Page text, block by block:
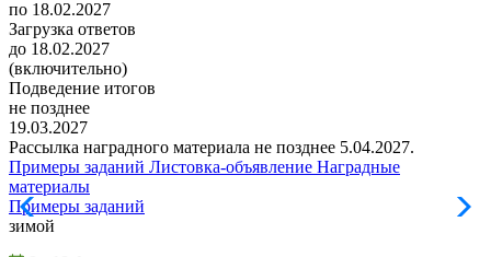
по 18.02.2027
Загрузка ответов
до 18.02.2027
(включительно)
Подведение итогов
не позднее
19.03.2027
Рассылка наградного материала не позднее 5.04.2027.
Примеры заданий Листовка-объявление Наградные
материалы
Примеры заданий
зимой